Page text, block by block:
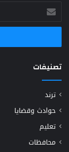
أدخل
بريدك
الإلكتروني
تصنيفات
ترند
حوادث وقضايا
تعليم
محافظات